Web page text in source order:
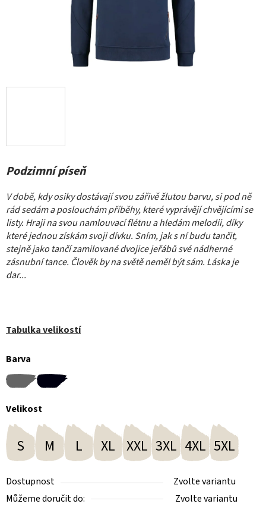
Podzimní píseň
V době, kdy osiky dostávají svou zářivě žlutou barvu, si pod ně
rád sedám a poslouchám příběhy, které vyprávějí chvějícími se
listy. Hraji na svou namlouvací flétnu a hledám melodii, díky
které jednou získám svoji dívku. Sním, jak s ní budu tančit,
stejně jako tančí zamilované dvojice jeřábů své nádherné
zásnubní tance. Člověk by na světě neměl být sám. Láska je
dar...
Tabulka velikostí
Barva
Velikost
S M L XL XXL 3XL 4XL 5XL
Dostupnost
Zvolte variantu
Můžeme doručit do:
Zvolte variantu